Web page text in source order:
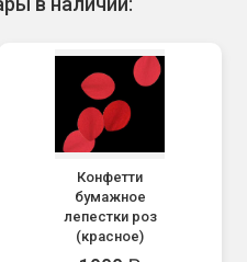
Конфетти
бумажное
лепестки роз
(красное)